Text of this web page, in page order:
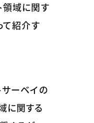
領域に関す
て紹介す
サーベイの
に関する